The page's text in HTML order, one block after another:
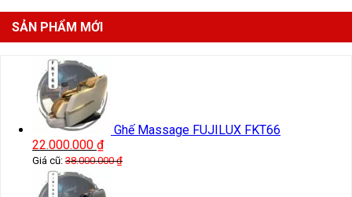
SẢN PHẨM MỚI
Ghế Massage FUJILUX FKT66
22.000.000 ₫
Giá cũ: 38.000.000₫